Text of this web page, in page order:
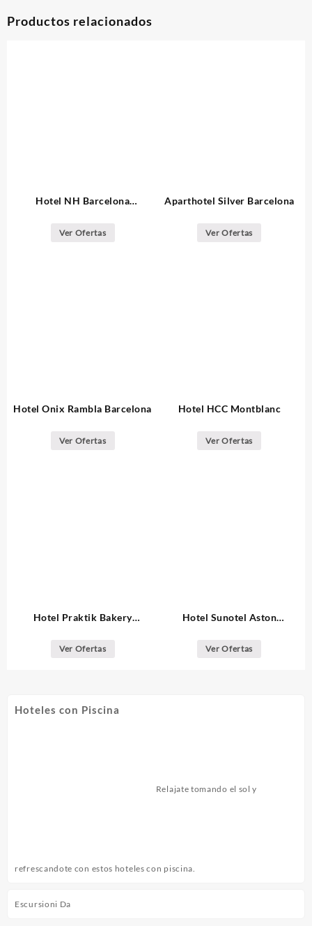
Productos relacionados
Hotel NH Barcelona
Ver Ofertas
Aparthotel Silver Barcelona
Ver Ofertas
Hotel Onix Rambla Barcelona
Ver Ofertas
Hotel HCC Montblanc
Ver Ofertas
Hotel Praktik Bakery
Ver Ofertas
Hotel Sunotel Aston
Ver Ofertas
Hoteles con Piscina
Relajate tomando el sol y
refrescandote con estos hoteles con piscina.
Escursioni Da